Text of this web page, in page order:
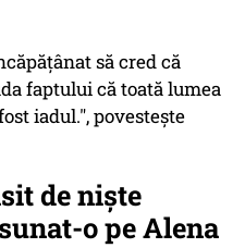
să cred că
faptului că toată lumea
iadul.", povestește
de niște
o pe Alena